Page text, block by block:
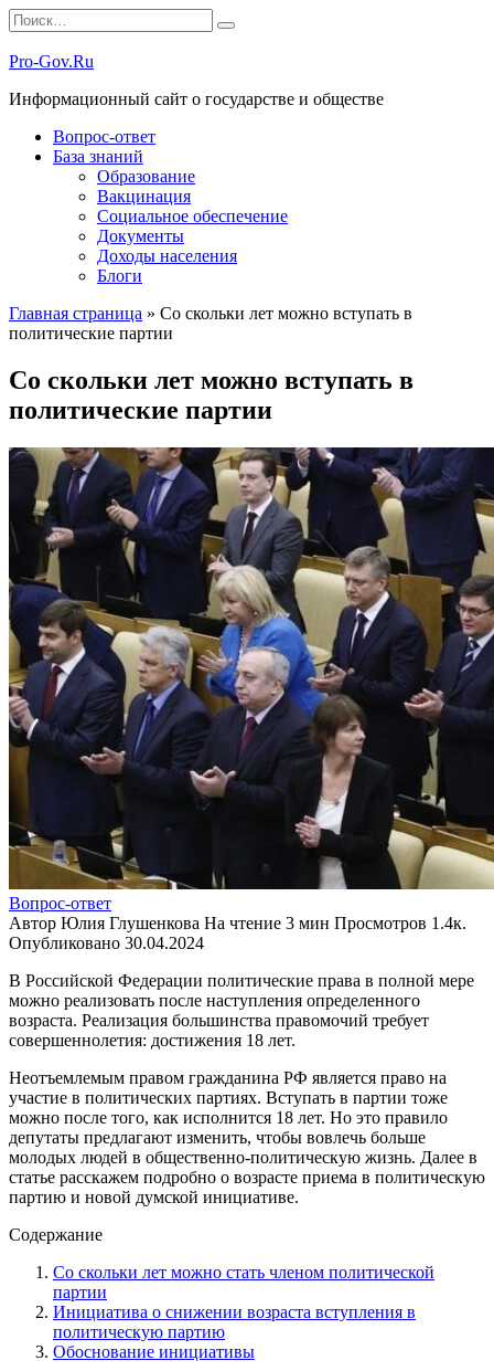
Перейти
к
содержанию
Search
for:
Pro-Gov.Ru
Информационный сайт о государстве и обществе
Вопрос-ответ
База знаний
Образование
Вакцинация
Социальное обеспечение
Документы
Доходы населения
Блоги
Главная страница » Со скольки лет можно вступать в
политические партии
Со скольки лет можно вступать в
политические партии
Вопрос-ответ
Автор Юлия Глушенкова На чтение 3 мин Просмотров 1.4к.
Опубликовано 30.04.2024
В Российской Федерации политические права в полной мере
можно реализовать после наступления определенного
возраста. Реализация большинства правомочий требует
совершеннолетия: достижения 18 лет.
Неотъемлемым правом гражданина РФ является право на
участие в политических партиях. Вступать в партии тоже
можно после того, как исполнится 18 лет. Но это правило
депутаты предлагают изменить, чтобы вовлечь больше
молодых людей в общественно-политическую жизнь. Далее в
статье расскажем подробно о возрасте приема в политическую
партию и новой думской инициативе.
Содержание
Со скольки лет можно стать членом политической
партии
Инициатива о снижении возраста вступления в
политическую партию
Обоснование инициативы